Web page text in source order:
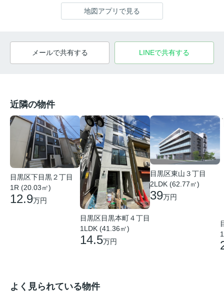
地図アプリで見る
メールで共有する LINEで共有する
近隣の物件
目黒区下目黒２丁目
1R (20.03㎡)
12.9万円
目黒区目黒本町４丁目
1LDK (41.36㎡)
14.5万円
目黒区東山３丁目
2LDK (62.77㎡)
39万円
よく見られている物件